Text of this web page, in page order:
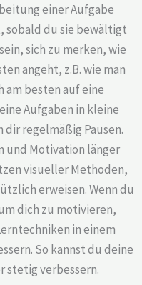
einer Aufgabe
sobald du sie bewältigt
sich zu merken, wie
angeht, z.B. wie man
am besten auf eine
Aufgaben in kleine
regelmäßig Pausen.
und Motivation länger
visueller Methoden,
erweisen. Wenn du
dich zu motivieren,
in einem
So kannst du deine
stetig verbessern.